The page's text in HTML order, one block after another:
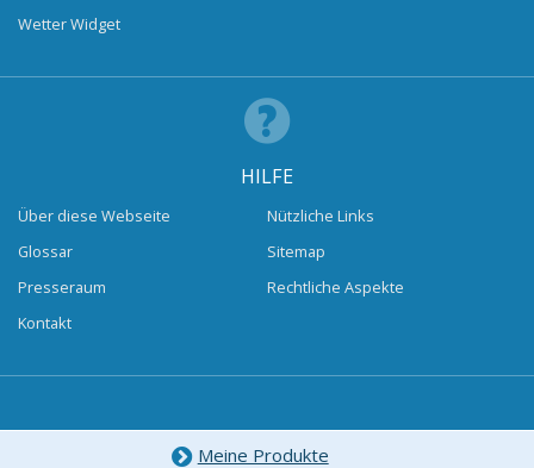
Wetter Widget
HILFE
Über diese Webseite
Glossar
Presseraum
Kontakt
Nützliche Links
Sitemap
Rechtliche Aspekte
Meine Produkte